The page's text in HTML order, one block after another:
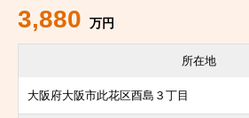
3,880 万円
所在地
大阪府大阪市此花区酉島３丁目